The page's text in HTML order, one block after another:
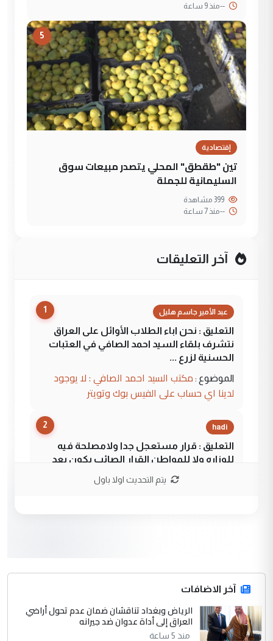
--منذ 9 ساعة
5
إقتصادية
تين "طقطق" المحلي يتصدر مبيعات سوق
السليمانية للجملة
--منذ 7 ساعة
آخر التعليقات
1 عبد الأمير جاسم هليل
التعليق : نحن اباء الطلاب الأوائل على العراق
نتشرف بلقاء السيد احمد الصافي في العتبات
الحسنية لزرع ...
الموضوع : مكتب السيد احمد الصافي : لا يوجود
لدينا اي حساب على الفيس بوك وتويتر
2 hadi
التعليق : قرار مستعجل جدا ولامصلحة فيه
للوزاره ولا للمواطن القرار الصائب يكون بعد
جنسية الرافد الثالث للعراق ومن اصول عريقة
ابا فرات ...
الموضوع :
الجواهري يرد على صدام حسين سل
مضجعيك يابن الزنا (نص كامل)
يتم التحديث اولا باول
آخر الاضافات
الرياض وبغداد تناقشان ضمان عدم تحول أراضي
العراق إلى أداة عدوان ضد جيرانه
منذ 5 ساعة